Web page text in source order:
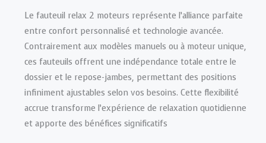
Le fauteuil relax 2 moteurs représente l’alliance parfaite
entre confort personnalisé et technologie avancée.
Contrairement aux modèles manuels ou à moteur unique,
ces fauteuils offrent une indépendance totale entre le
dossier et le repose-jambes, permettant des positions
infiniment ajustables selon vos besoins. Cette flexibilité
accrue transforme l’expérience de relaxation quotidienne
et apporte des bénéfices significatifs